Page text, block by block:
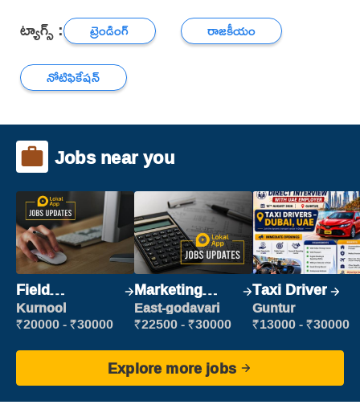
ట్యాగ్స్ : ట్రెండింగ్
రాజకీయం
నోటిఫికేషన్
Jobs near you
Field
Marketing
Executive
Kurnool
₹20000 - ₹30000
Marketing
Executive
East-godavari
₹22500 - ₹30000
Taxi Driver
Guntur
₹13000 - ₹30000
Explore more jobs